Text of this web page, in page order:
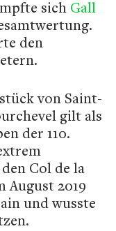
sich Gall
den
von Saint-
gilt als
der 110.
Col de la
August 2019
und wusste